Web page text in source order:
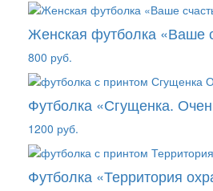
Женская футболка «Ваше
800 руб.
Футболка «Сгущенка.
1200 руб.
Футболка «Территория